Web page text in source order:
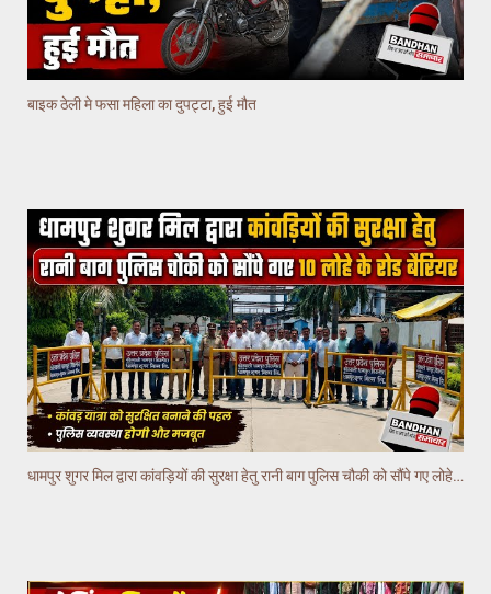
बाइक ठेली मे फसा महिला का दुपट्टा, हुई मौत
धामपुर शुगर मिल द्वारा कांवड़ियों की सुरक्षा हेतु रानी बाग पुलिस चौकी को सौंपे गए लोहे के रोड बैरियर